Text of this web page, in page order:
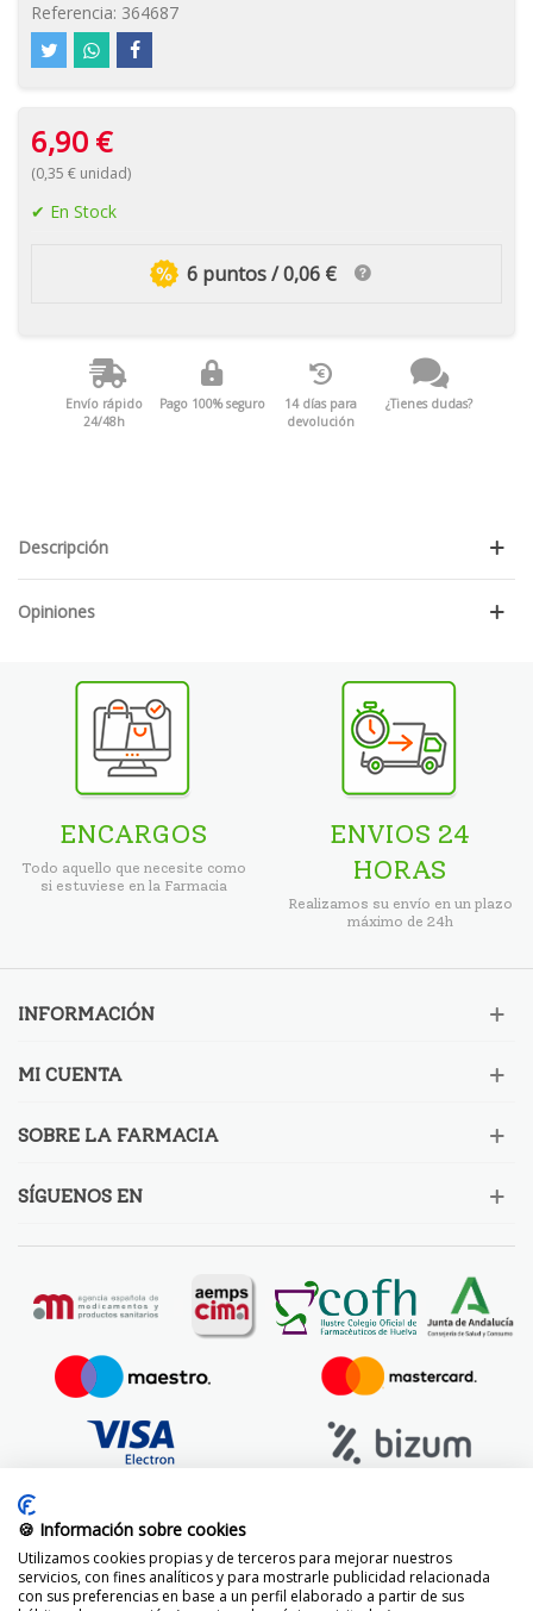
Referencia: 364687
6,90 €
(0,35 € unidad)
En Stock
6 puntos / 0,06 €
Envío rápido
24/48h
Pago 100% seguro
14 días para
devolución
¿Tienes dudas?
Descripción
Opiniones
ENCARGOS
Todo aquello que necesite como
si estuviese en la Farmacia
ENVIOS 24
HORAS
Realizamos su envío en un plazo
máximo de 24h
INFORMACIÓN
MI CUENTA
SOBRE LA FARMACIA
SÍGUENOS EN
🍪 Información sobre cookies
Utilizamos cookies propias y de terceros para mejorar nuestros
servicios, con fines analíticos y para mostrarle publicidad relacionada
con sus preferencias en base a un perfil elaborado a partir de sus